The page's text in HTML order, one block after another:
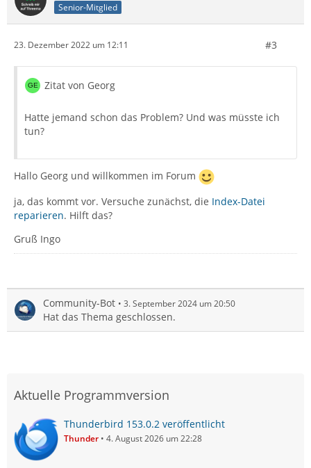
Senior-Mitglied
23. Dezember 2022 um 12:11 #3
Zitat von Georg
Hatte jemand schon das Problem? Und was müsste ich
tun?
Hallo Georg und willkommen im Forum
ja, das kommt vor. Versuche zunächst, die Index-Datei
reparieren. Hilft das?
Gruß Ingo
Community-Bot 3. September 2024 um 20:50
Hat das Thema geschlossen.
Aktuelle Programmversion
Thunderbird 153.0.2 veröffentlicht
Thunder 4. August 2026 um 22:28